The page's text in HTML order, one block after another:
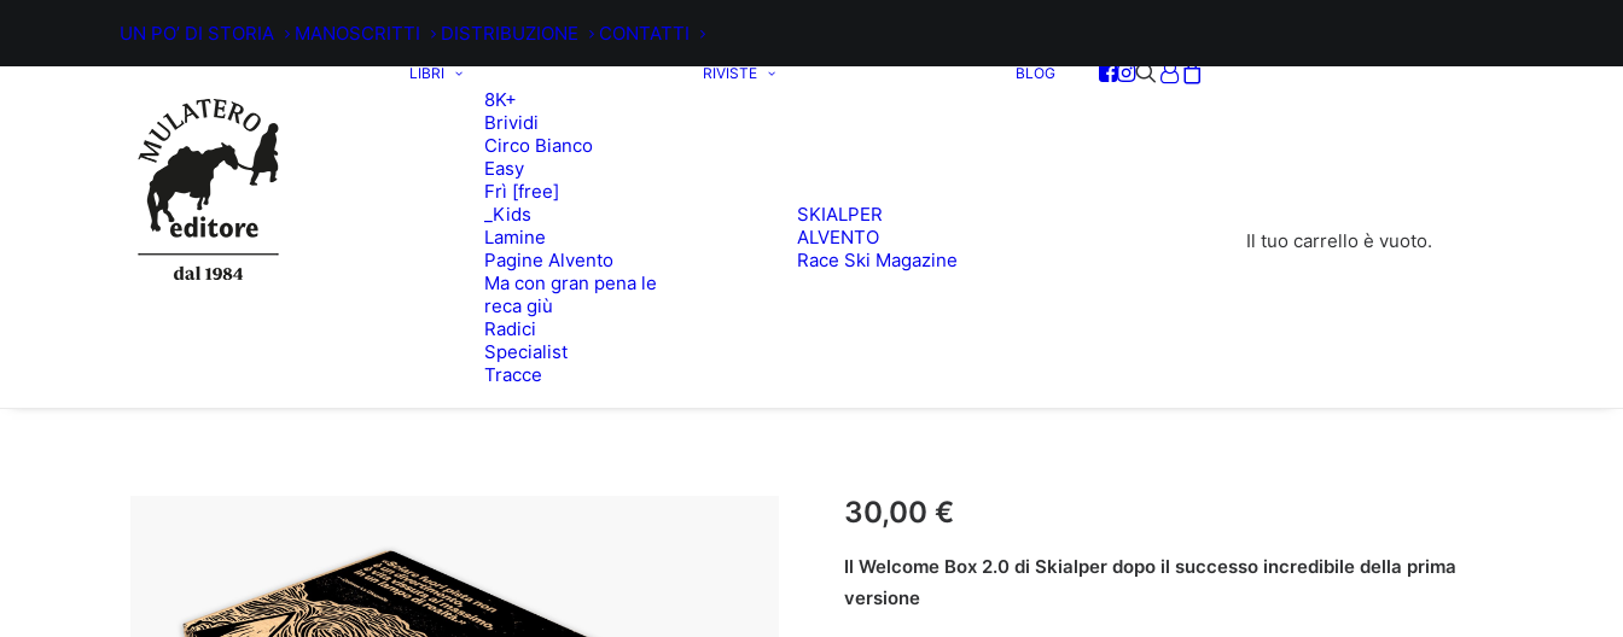
UN PO’ DI STORIA MANOSCRITTI DISTRIBUZIONE CONTATTI
LIBRI
8K+
Brividi
Circo Bianco
Easy
Frì [free]
_Kids
Lamine
Pagine Alvento
Ma con gran pena le
reca giù
Radici
Specialist
Tracce
RIVISTE
SKIALPER
ALVENTO
Race Ski Magazine
BLOG
Il tuo carrello è vuoto.
30,00 €
Il Welcome Box 2.0 di Skialper dopo il successo incredibile della prima
versione